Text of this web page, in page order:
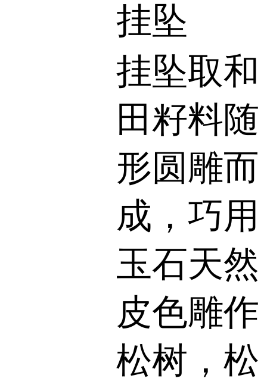
挂坠
挂坠取和
田籽料随
形圆雕而
成，巧用
玉石天然
皮色雕作
松树，松